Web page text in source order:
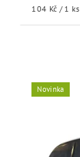
104 Kč / 1 ks
Novinka